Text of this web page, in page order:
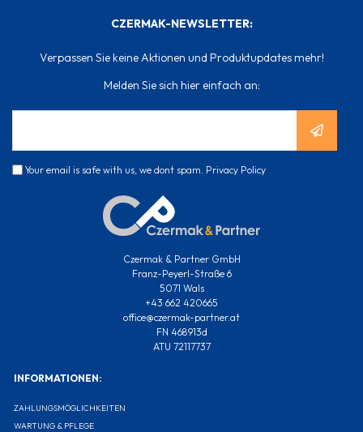
CZERMAK-NEWSLETTER:
Verpassen Sie keine Aktionen und Produktupdates mehr!
Melden Sie sich hier einfach an:
Your email is safe with us, we dont spam. Privacy Policy
Czermak & Partner GmbH
Franz-Peyerl-Straße 6
5071 Wals
+43 662 420665
office@czermak-partner.at
FN 468913d
ATU 72117737
INFORMATIONEN:
ZAHLUNGSMÖGLICHKEITEN
WARTUNG & PFLEGE